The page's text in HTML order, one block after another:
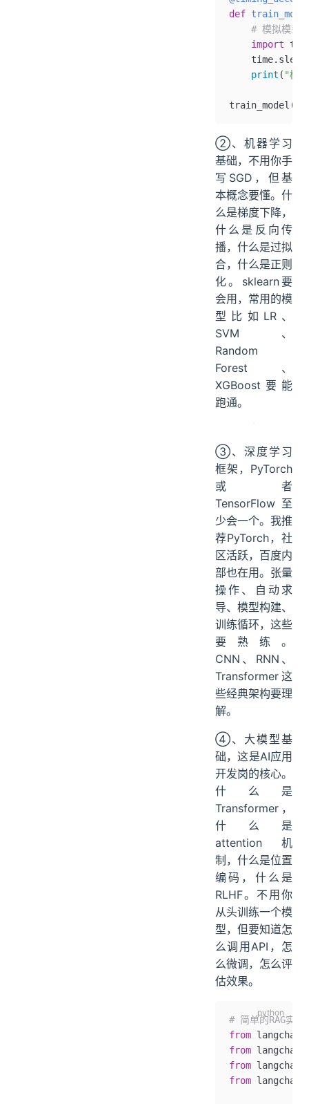
def
# 模拟模型
    import
    time.
sleep
    print
( "模
train_model ()
②、机器学习
基础，不用你手
写SGD，但基
本概念要懂。什
么是梯度下降，
什么是反向传
播，什么是过拟
合，什么是正则
化。sklearn要
会用，常用的模
型比如LR、
SVM、
Random
Forest、
XGBoost要能
跑通。
③、深度学习
框架，PyTorch
或者
TensorFlow至
少会一个。我推
荐PyTorch，社
区活跃，百度内
部也在用。张量
操作、自动求
导、模型构建、
训练循环，这些
要熟练。
CNN、RNN、
Transformer这
些经典架构要理
解。
④、大模型基
础，这是AI应用
开发岗的核心。
什么是
Transformer，
什么是
attention机
制，什么是位置
编码，什么是
RLHF。不用你
从头训练一个模
型，但要知道怎
么调用API，怎
么微调，怎么评
估效果。
# 简单的RAG实现
from
from
from
from